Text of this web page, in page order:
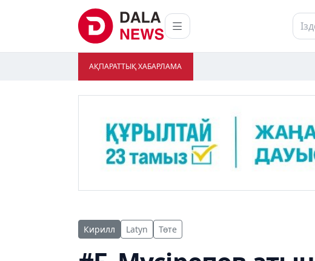
АҚПАРАТТЫҚ ХАБАРЛАМА
Кирилл Latyn Төте